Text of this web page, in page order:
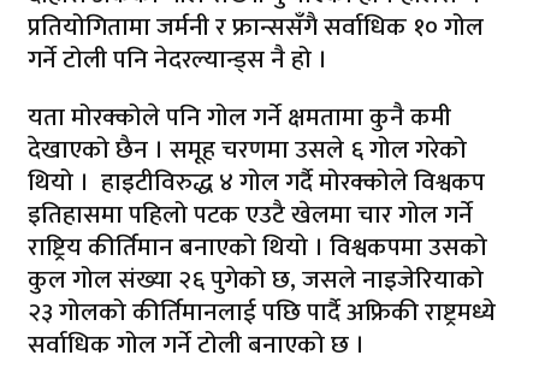
प्रतियोगितामा जर्मनी र फ्रान्ससँगै सर्वाधिक १० गोल
गर्ने टोली पनि नेदरल्यान्ड्स नै हो ।
यता मोरक्कोले पनि गोल गर्ने क्षमतामा कुनै कमी
देखाएको छैन । समूह चरणमा उसले ६ गोल गरेको
थियो । हाइटीविरुद्ध ४ गोल गर्दै मोरक्कोले विश्वकप
इतिहासमा पहिलो पटक एउटै खेलमा चार गोल गर्ने
राष्ट्रिय कीर्तिमान बनाएको थियो । विश्वकपमा उसको
कुल गोल संख्या २६ पुगेको छ, जसले नाइजेरियाको
२३ गोलको कीर्तिमानलाई पछि पार्दै अफ्रिकी राष्ट्रमध्ये
सर्वाधिक गोल गर्ने टोली बनाएको छ ।